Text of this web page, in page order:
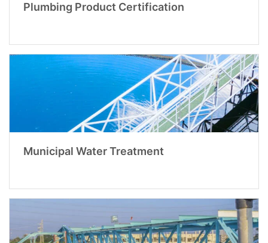
Plumbing Product Certification
Municipal Water Treatment